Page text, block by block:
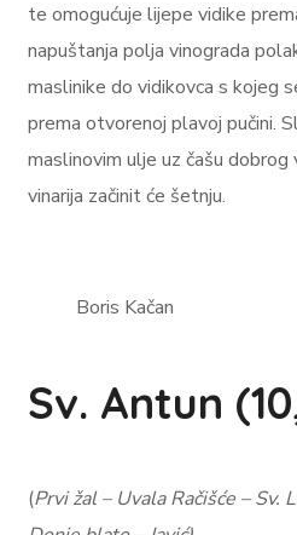
te omogućuje lijepe vidike
napuštanja polja vinograda
maslinike do vidikovca s kojeg
prema otvorenoj plavoj pučini.
maslinovim ulje uz čašu dobrog
vinarija začinit će šetnju.
Boris Kačan
Sv. Antun
(Prvi žal – Uvala Račišće – Sv.